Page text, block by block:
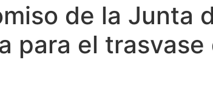
de la Junta
para el trasvase